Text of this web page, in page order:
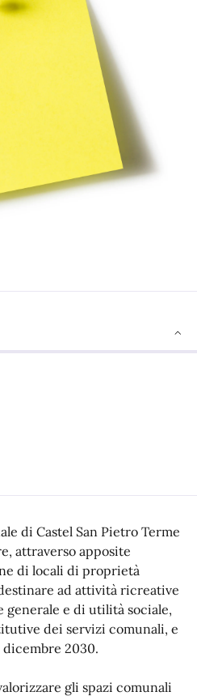
di Castel San Pietro Terme
attraverso apposite
di locali di proprietà
ad attività ricreative
generale e di utilità sociale,
dei servizi comunali, e
dicembre 2030.
gli spazi comunali